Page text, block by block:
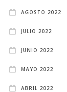
AGOSTO 2022
JULIO 2022
JUNIO 2022
MAYO 2022
ABRIL 2022